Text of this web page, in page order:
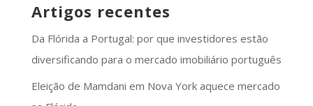
Artigos recentes
Da Flórida a Portugal: por que investidores estão
diversificando para o mercado imobiliário português
Eleição de Mamdani em Nova York aquece mercado